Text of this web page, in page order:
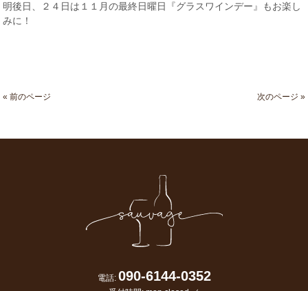
明後日、２４日は１１月の最終日曜日『グラスワインデー』もお楽し
みに！
« 前のページ 次のページ »
電話: 090-6144-0352